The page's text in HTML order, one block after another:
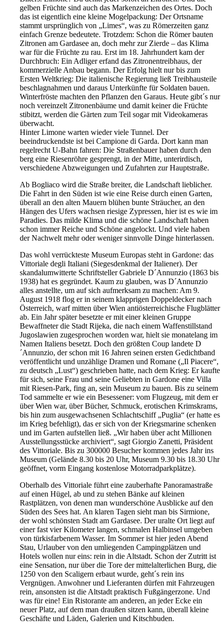
gelben Früchte sind auch das Markenzeichen des Ortes. Doch
das ist eigentlich eine kleine Mogelpackung: Der Ortsname
stammt ursprünglich von „Limes“, was zu Römerzeiten ganz
einfach Grenze bedeutete. Trotzdem: Schon die Römer bauten
Zitronen am Gardasee an, doch mehr zur Zierde – das Klima
war für die Früchte zu rau. Erst im 18. Jahrhundert kam der
Durchbruch: Ein Adliger erfand das Zitronentreibhaus, der
kommerzielle Anbau begann. Der Erfolg hielt nur bis zum
Ersten Weltkrieg: Die italienische Regierung ließ Treibhausteile
beschlagnahmen und daraus Unterkünfte für Soldaten bauen.
Winterfröste machten den Pflanzen den Garaus. Heute gibt´s nur
noch vereinzelt Zitronenbäume und damit keiner die Früchte
stibitzt, werden die Gärten zum Teil sogar mit Videokameras
überwacht.
Hinter Limone warten wieder viele Tunnel. Der
beeindruckendste ist bei Campione di Garda. Dort kann man
regelrecht U-Bahn fahren: Die Straßenbauer haben durch den
berg eine Riesenröhre gesprengt, in der Mitte, unterirdisch,
verschiedene Abzweigungen und Zufahrten zur Hauptstraße.
Ab Bogliaco wird die Straße breiter, die Landschaft lieblicher.
Die Fahrt in den Süden ist wie eine Reise durch einen Garten,
überall an den alten Mauern blühen bunte Sträucher, an den
Hängen des Ufers wachsen riesige Zypressen, hier ist es wie im
Paradies. Das milde Klima und die schöne Landschaft haben
schon immer Reiche und Schöne angelockt. Und viele haben
der Nachwelt mehr oder weniger sinnvolle Dinge hinterlassen.
Das wohl verrückteste Museum Europas steht in Gardone: das
Vittoriale degli Italiani (Siegesdenkmal der Italiener). Der
skandalumwitterte Schriftsteller Gabriele D´Annunzio (1863 bis
1938) hat es gegründet. Kaum zu glauben, was D´Annunzio
alles anstellte, um auf sich aufmerksam zu machen: Am 9.
August 1918 flog er in seinem klapprigen Doppeldecker nach
Österreich, warf mitten über Wien antiösterreichische Flugblätter
ab. Ein Jahr später besetzte er mit einer kleinen Gruppe
Bewaffneter die Stadt Rijeka, die nach einem Waffenstillstand
Jugoslawien zugesprochen worden war, hielt sie monatelang im
Namen Italiens besetzt. Doch den größten Coup landete D
´Annunzio, der schon mit 16 Jahren seinen ersten Gedichtband
veröffentlicht und unzählige Dramen und Romane („Il Piacere“,
zu deutsch „Lust“) geschrieben hatte, nach dem Krieg: Er kaufte
für sich, seine Frau und seine Geliebten in Gardone eine Villa
mit Riesen-Park, fing an, sein Museum zu bauen. Bis zu seinem
Tod sammelte er wie ein Besessener: vom Flugzeug, mit dem er
über Wien war, über Bücher, Schmuck, erotischen Krimskrams,
bis hin zum ausgewachsenen Schlachtschiff „Puglia“ (er hatte es
im Krieg befehligt), das er sich von der Kriegsmarine schenken
und im Garten aufstellen ließ. „Wir haben über acht Millionen
Ausstellungsstücke archiviert“, sagt Giorgio Zanetti, Präsident
des Vittoriale. Bis zu 300000 Besucher kommen jedes Jahr ins
Museum (Gelände 8.30 bis 20 Uhr, Museum 9.30 bis 18.30 Uhr
geöffnet, vorm Eingang kostenlose Motorradparkplätze).
Oberhalb des Vittoriale führt eine zauberhafte Panoramastraße
auf einen Hügel, ab und zu stehen Bänke auf kleinen
Rastplätzen, von denen man wunderschöne Ausblicke auf den
Süden des Sees hat. An klaren Tagen sieht man bis Sirmione,
der wohl schönsten Stadt am Gardasee. Der uralte Ort liegt auf
einer fast vier Kilometer langen, schmalen Halbinsel umgeben
von türkisfarbenem Wasser. Im Sommer ist hier jeden Abend
Stau, Urlauber von den umliegenden Campingplätzen und
Hotels wollen nur eins: rein in die Altstadt. Schon der Zutritt ist
eine Sensation, nur über die Tore der mittelalterlichen Burg, die
1250 von den Scaligern erbaut wurde, geht´s rein ins
Vergnügen. Anwohner und Lieferanten dürfen mit Fahrzeugen
rein, ansonsten ist die Altstadt praktisch Fußgängerzone. Und
was für eine! Ein Ristorante am anderen, an jeder Ecke ein
neuer Platz, auf dem man draußen sitzen kann, überall kleine
Geschäfte und Läden, Galerien und Kitschbuden.